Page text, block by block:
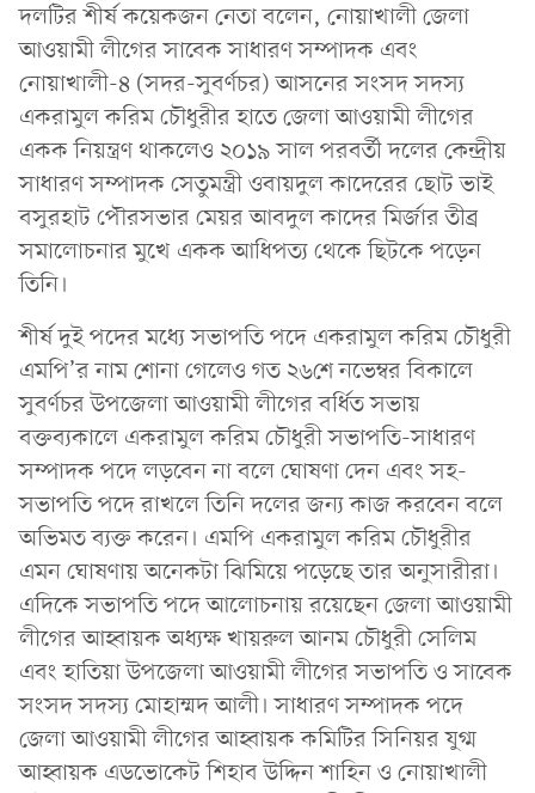
দলটির শীর্ষ কয়েকজন নেতা বলেন, নোয়াখালী জেলা
আওয়ামী লীগের সাবেক সাধারণ সম্পাদক এবং
নোয়াখালী-৪ (সদর-সুবর্ণচর) আসনের সংসদ সদস্য
একরামুল করিম চৌধুরীর হাতে জেলা আওয়ামী লীগের
একক নিয়ন্ত্রণ থাকলেও ২০১৯ সাল পরবর্তী দলের কেন্দ্রীয়
সাধারণ সম্পাদক সেতুমন্ত্রী ওবায়দুল কাদেরের ছোট ভাই
বসুরহাট পৌরসভার মেয়র আবদুল কাদের মির্জার তীব্র
সমালোচনার মুখে একক আধিপত্য থেকে ছিটকে পড়েন
তিনি।
শীর্ষ দুই পদের মধ্যে সভাপতি পদে একরামুল করিম চৌধুরী
এমপি’র নাম শোনা গেলেও গত ২৬শে নভেম্বর বিকালে
সুবর্ণচর উপজেলা আওয়ামী লীগের বর্ধিত সভায়
বক্তব্যকালে একরামুল করিম চৌধুরী সভাপতি-সাধারণ
সম্পাদক পদে লড়বেন না বলে ঘোষণা দেন এবং সহ-
সভাপতি পদে রাখলে তিনি দলের জন্য কাজ করবেন বলে
অভিমত ব্যক্ত করেন। এমপি একরামুল করিম চৌধুরীর
এমন ঘোষণায় অনেকটা ঝিমিয়ে পড়েছে তার অনুসারীরা।
এদিকে সভাপতি পদে আলোচনায় রয়েছেন জেলা আওয়ামী
লীগের আহ্বায়ক অধ্যক্ষ খায়রুল আনম চৌধুরী সেলিম
এবং হাতিয়া উপজেলা আওয়ামী লীগের সভাপতি ও সাবেক
সংসদ সদস্য মোহাম্মদ আলী। সাধারণ সম্পাদক পদে
জেলা আওয়ামী লীগের আহ্বায়ক কমিটির সিনিয়র যুগ্ম
আহ্বায়ক এডভোকেট শিহাব উদ্দিন শাহিন ও নোয়াখালী